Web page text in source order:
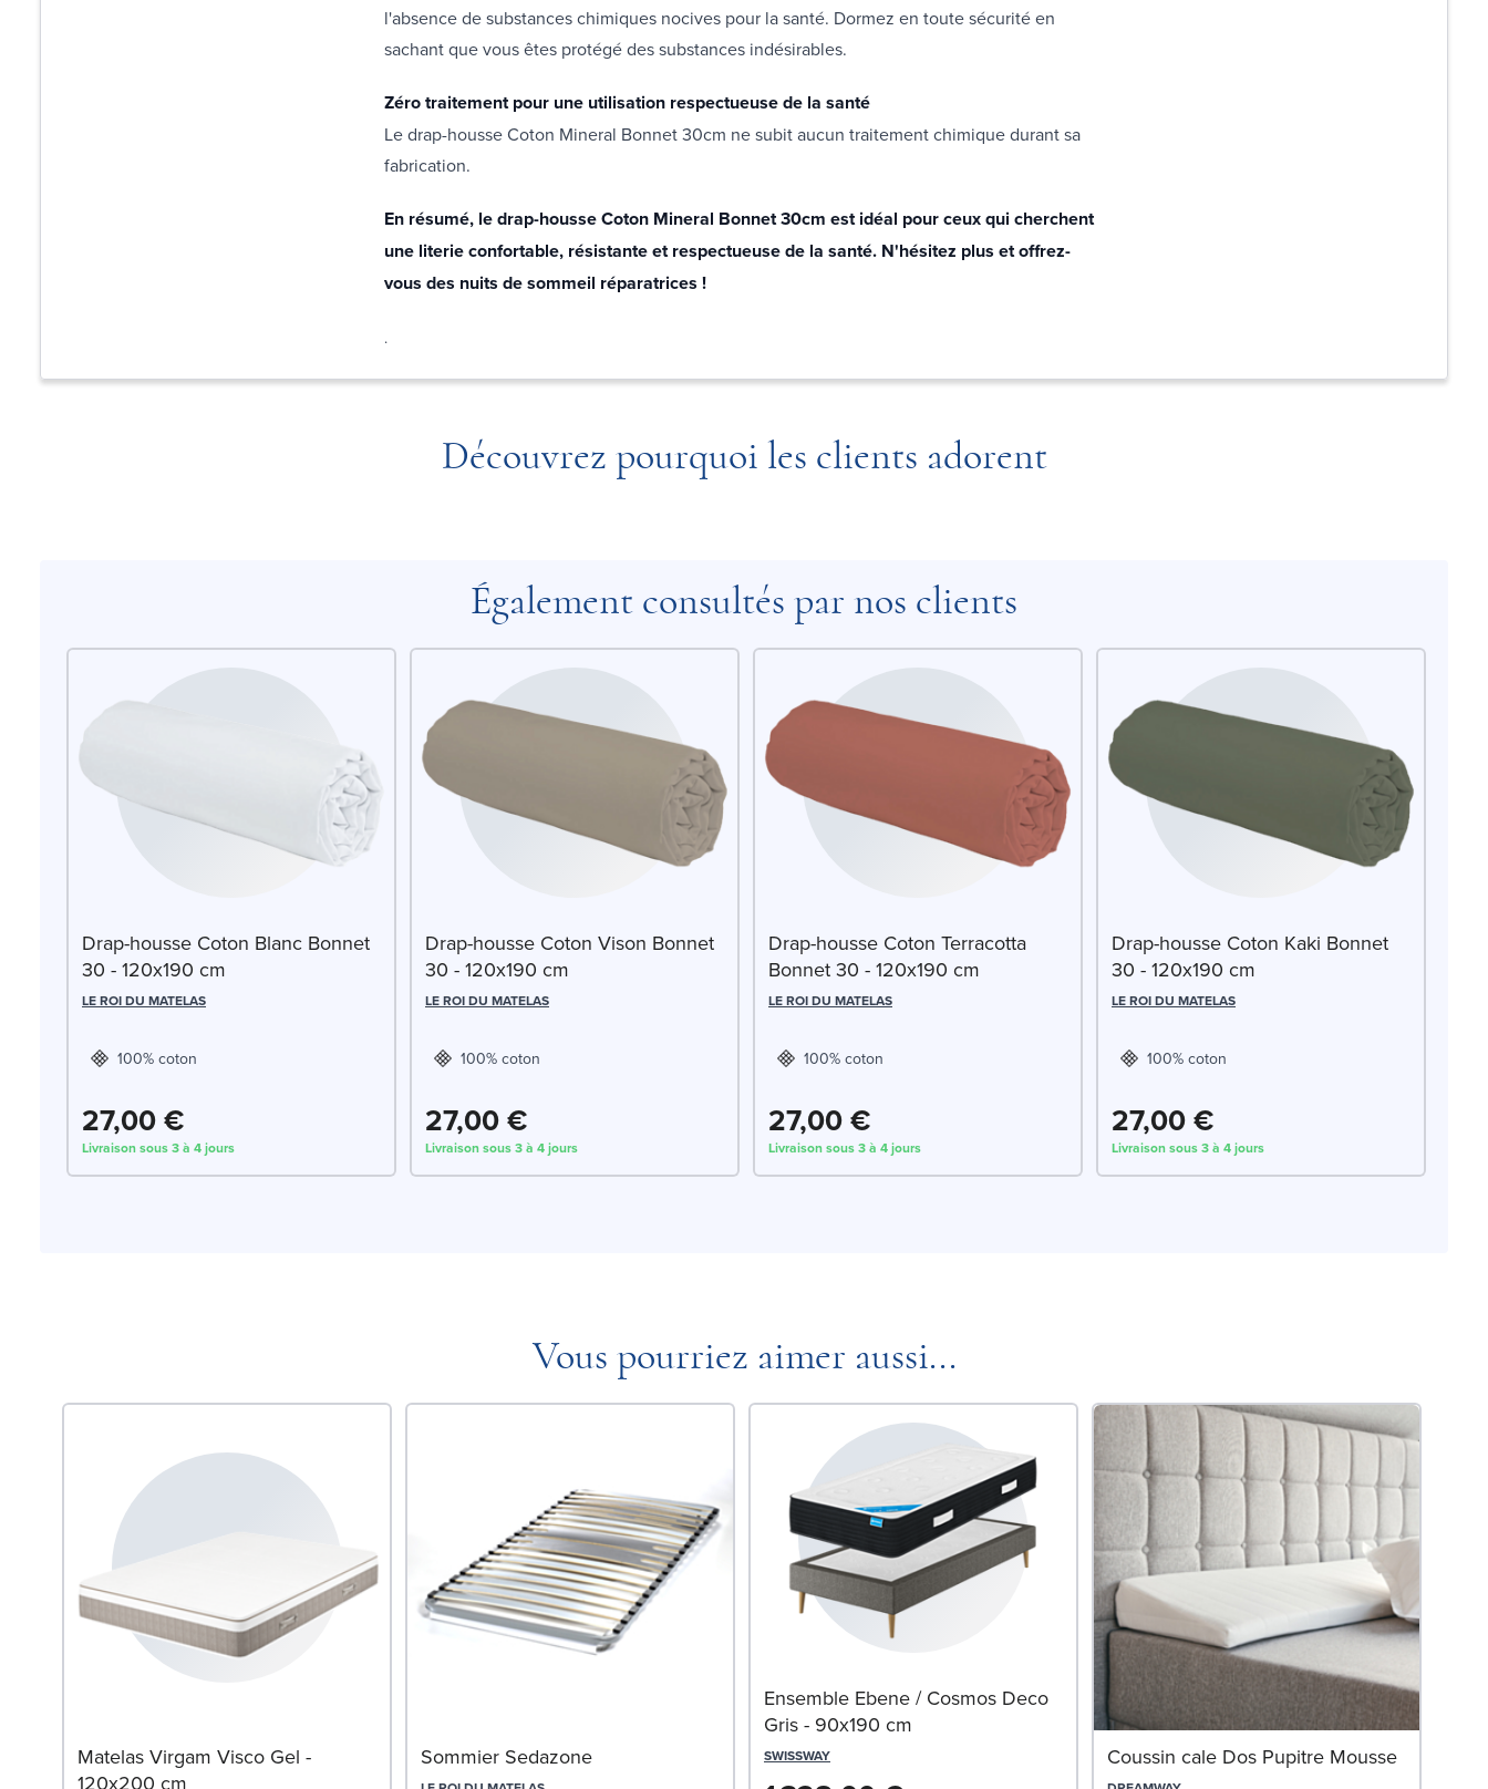
l'absence de substances chimiques nocives pour la santé. Dormez en toute sécurité en
sachant que vous êtes protégé des substances indésirables.
Zéro traitement pour une utilisation respectueuse de la santé
Le drap-housse Coton Mineral Bonnet 30cm ne subit aucun traitement chimique durant sa
fabrication.
En résumé, le drap-housse Coton Mineral Bonnet 30cm est idéal pour ceux qui cherchent
une literie confortable, résistante et respectueuse de la santé. N'hésitez plus et offrez-
vous des nuits de sommeil réparatrices !
.
Découvrez pourquoi les clients adorent
Également consultés par nos clients
Drap-housse Coton Blanc Bonnet
30 - 120x190 cm
LE ROI DU MATELAS
100% coton
27,00 €
Livraison sous 3 à 4 jours
Drap-housse Coton Vison Bonnet
30 - 120x190 cm
LE ROI DU MATELAS
100% coton
27,00 €
Livraison sous 3 à 4 jours
Drap-housse Coton Terracotta
Bonnet 30 - 120x190 cm
LE ROI DU MATELAS
100% coton
27,00 €
Livraison sous 3 à 4 jours
Drap-housse Coton Kaki Bonnet
30 - 120x190 cm
LE ROI DU MATELAS
100% coton
27,00 €
Livraison sous 3 à 4 jours
Vous pourriez aimer aussi...
Matelas Virgam Visco Gel -
120x200 cm
Sommier Sedazone
Ensemble Ebene / Cosmos Deco
Gris - 90x190 cm
SWISSWAY Coussin cale Dos Pupitre Mousse